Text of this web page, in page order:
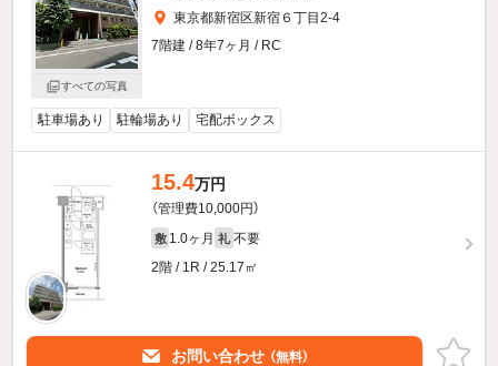
すべての写真
東京都新宿区新宿６丁目2-4
7階建 / 8年7ヶ月 / RC
駐車場あり 駐輪場あり 宅配ボックス
15.4万円
（管理費10,000円）
敷 1.0ヶ月 礼 不要
2階 / 1R / 25.17㎡
お問い合わせ （無料）